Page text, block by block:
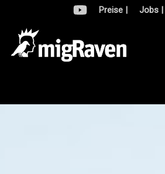
Preise | Jobs |